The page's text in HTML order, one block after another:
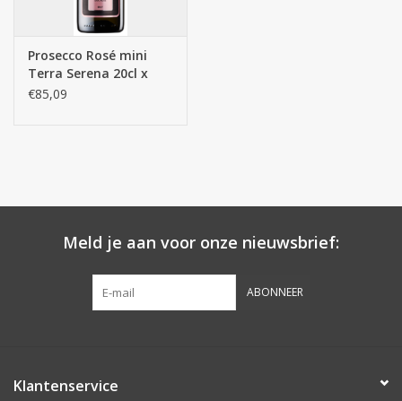
Corona
Paasgeschenken
Prosecco Rosé mini
Terra Serena 20cl x
24st.
€85,09
Meld je aan voor onze nieuwsbrief:
ABONNEER
Klantenservice